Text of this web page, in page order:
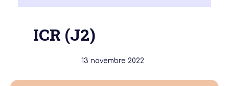
ICR (J2)
13 novembre 2022